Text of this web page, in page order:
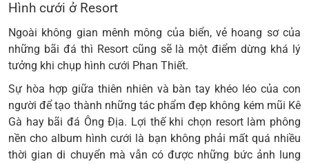
Hình cưới ở Resort
Ngoài không gian mênh mông của biển, vẻ hoang sơ của
những bãi đá thì Resort cũng sẽ là một điểm dừng khá lý
tưởng khi chụp hình cưới Phan Thiết.
Sự hòa hợp giữa thiên nhiên và bàn tay khéo léo của con
người để tạo thành những tác phẩm đẹp không kém mũi Kê
Gà hay bãi đá Ông Địa. Lợi thế khi chọn resort làm phông
nền cho album hình cưới là bạn không phải mất quá nhiều
thời gian di chuyển mà vẫn có được những bức ảnh lung